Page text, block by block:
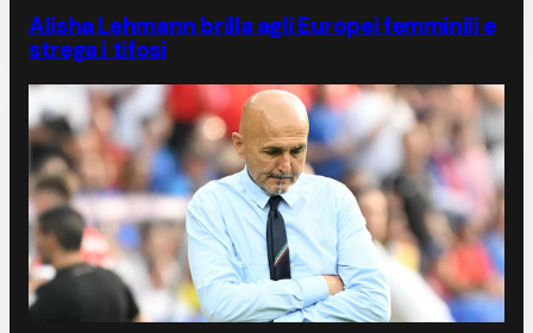
Alisha Lehmann brilla agli Europei femminili e
strega i tifosi